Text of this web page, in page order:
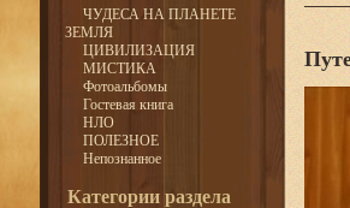
ЧУДЕСА НА ПЛАНЕТЕ
ЗЕМЛЯ
ЦИВИЛИЗАЦИЯ
МИСТИКА
Фотоальбомы
Гостевая книга
НЛО
ПОЛЕЗНОЕ
Непознанное
Категории раздела